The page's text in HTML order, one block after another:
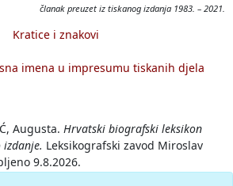
članak preuzet iz tiskanog izdanja 1983. – 2021.
Kratice i znakovi
imena u impresumu tiskanih djela
Augusta. Hrvatski biografski leksikon
izdanje. Leksikografski zavod Miroslav
9.8.2026.